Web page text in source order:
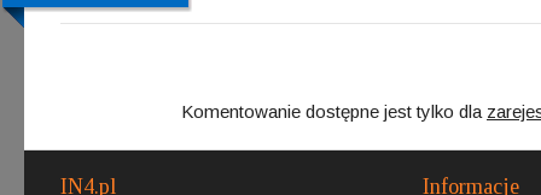
Komentowanie dostępne jest tylko dla
IN4.pl Informacje